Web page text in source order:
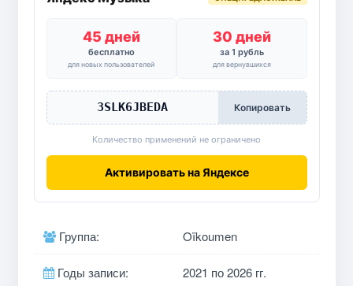
45 дней
бесплатно
для новых пользователей
30 дней
за 1 рубль
для вернувшихся
3SLK6JBEDA Копировать
Количество применений не ограничено
Активировать на Яндексе
Группа: Oïkoumen
Годы записи: 2021 по 2026 гг.